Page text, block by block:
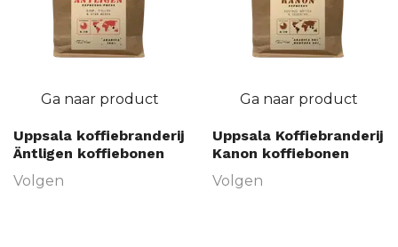
Ga naar product
Uppsala koffiebranderij
Äntligen koffiebonen
Volgen
Ga naar product
Uppsala Koffiebranderij
Kanon koffiebonen
Volgen